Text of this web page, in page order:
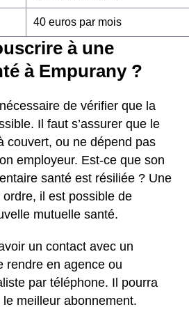
40 euros par mois
à une
à Empurany ?
de vérifier que la
Il faut s’assurer que le
couvert, ou ne dépend pas
employeur. Est-ce que son
santé est résiliée ? Une
il est possible de
mutuelle santé.
un contact avec un
rendre en agence ou
par téléphone. Il pourra
le meilleur abonnement.